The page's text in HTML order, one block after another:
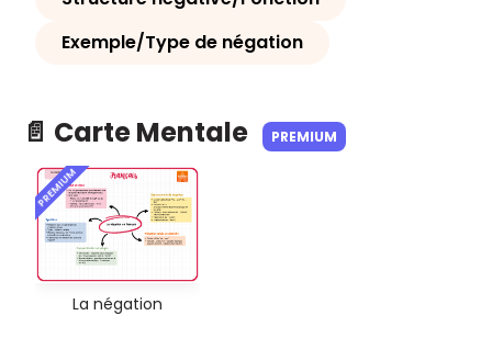
Exemple/Type de négation
📄 Carte Mentale PREMIUM
PREMIUM
La négation